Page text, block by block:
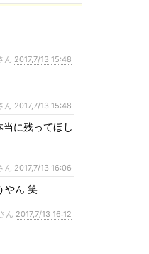
ん 2017,7/13 15:48
ん 2017,7/13 15:48
に残ってほし
ん 2017,7/13 16:06
やん 笑
ん 2017,7/13 16:12